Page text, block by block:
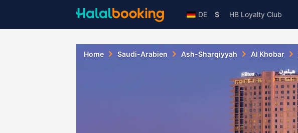
DE $ HB Loyalty Club
Home Saudi-Arabien Ash-Sharqiyyah Al Khobar